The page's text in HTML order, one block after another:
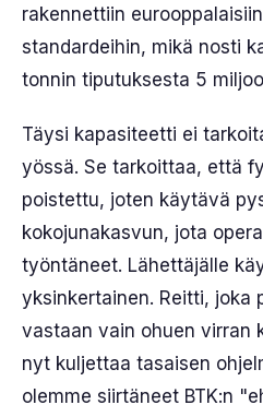
rakennettiin
standardeihin, mikä nosti
tonnin tiputuksesta 5
Täysi kapasiteetti ei
yössä. Se tarkoittaa, että
poistettu, joten käytävä
kokojunakasvun, jota
työntäneet. Lähettäjälle
yksinkertainen. Reitti, joka
vastaan vain ohuen virran
nyt kuljettaa tasaisen
olemme siirtäneet BTK:n